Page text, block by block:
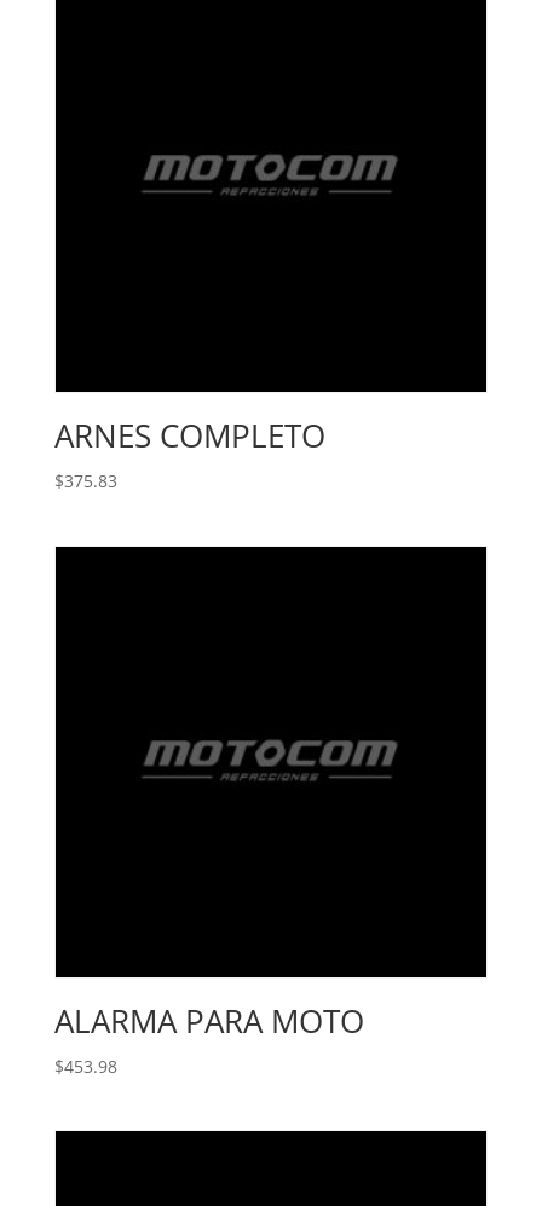
ARNES COMPLETO
$375.83
ALARMA PARA MOTO
$453.98